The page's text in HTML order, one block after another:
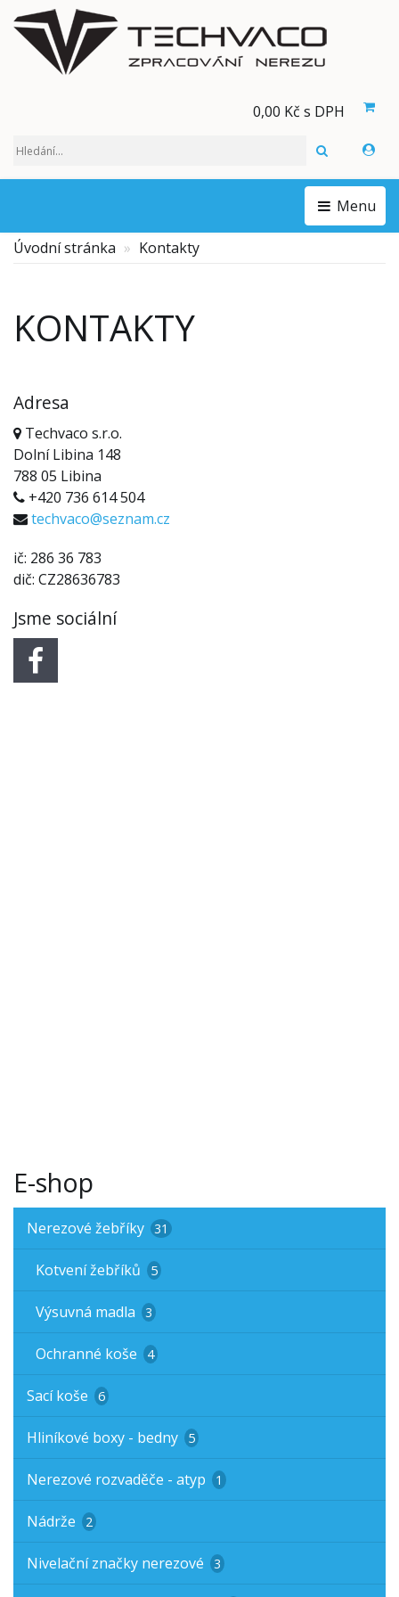
0,00 Kč s DPH
HLEDAT
Menu
Úvodní stránka Kontakty
KONTAKTY
Adresa
Techvaco s.r.o.
Dolní Libina 148
788 05 Libina
+420 736 614 504
techvaco@seznam.cz
ič: 286 36 783
dič: CZ28636783
Jsme sociální
E-shop
Nerezové žebříky 31
Kotvení žebříků 5
Výsuvná madla 3
Ochranné koše 4
Sací koše 6
Hliníkové boxy - bedny 5
Nerezové rozvaděče - atyp 1
Nádrže 2
Nivelační značky nerezové 3